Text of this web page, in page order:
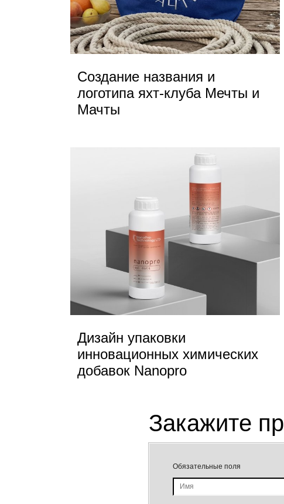
Создание названия и
логотипа яхт-клуба Мечты и
Мачты
Дизайн упаковки
инновационных химических
добавок Nanopro
Закажите
Обязательные поля